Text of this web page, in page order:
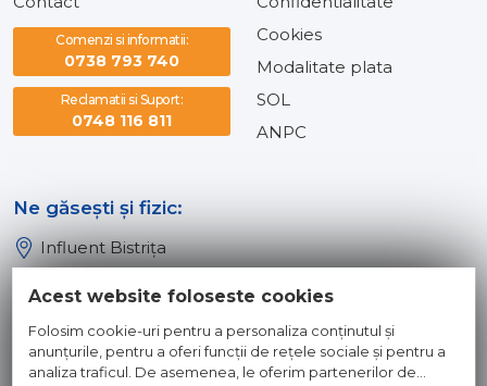
Comenzi si informatii:
0738 793 740
Reclamatii si Suport:
0748 116 811
Cookies
Modalitate plata
SOL
ANPC
Ne găsești și fizic:
Influent Bistrița
Influent Dej
Acest website foloseste cookies
Folosim cookie-uri pentru a personaliza conținutul și
anunțurile, pentru a oferi funcții de rețele sociale și pentru a
analiza traficul. De asemenea, le oferim partenerilor de